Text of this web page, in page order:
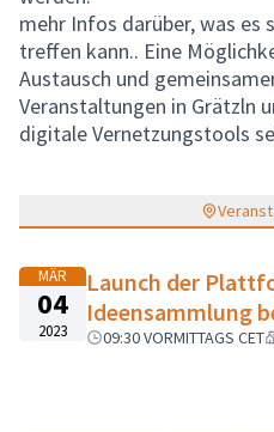
mehr Infos darüber, was es
treffen kann.. Eine
Austausch und
Veranstaltungen in Grätzln
digitale Vernetzungstools
MÄR
04
2023
Launch der
Ideensammlung
09:30 VORMITTAGS CET